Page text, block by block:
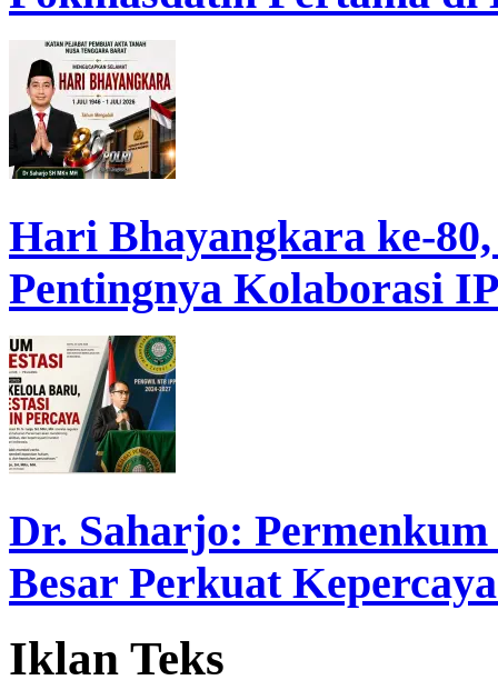
Hari Bhayangkara ke-
Pentingnya Kolaborasi
Dr. Saharjo:
Besar Perkuat
Iklan Teks